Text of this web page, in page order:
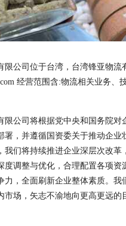
限公司位于台湾，台湾锋亚物流
经营范围含:物流相关业务、
限公司将根据党中央和国务院对
署，并遵循国资委关于推动企业
我们将持续推进企业深层次改革
度调整与优化，合理配置各项资
力，全面刷新企业整体素质。我
市场，矢志不渝地向更高更远的